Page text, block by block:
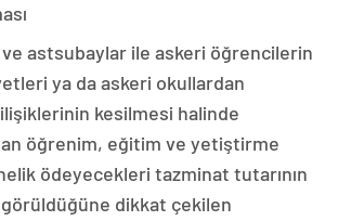
astsubaylar ile askeri öğrencilerin
ya da askeri okullardan
ilişiklerinin kesilmesi halinde
öğrenim, eğitim ve yetiştirme
ödeyecekleri tazminat tutarının
dikkat çekilen